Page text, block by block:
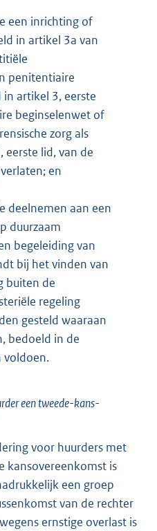
een inrichting of
in artikel 3a van
penitentiaire
artikel 3, eerste
beginselenwet of
zorg als
eerste lid, van de
en
deelnemen aan een
duurzaam
begeleiding van
bij het vinden van
buiten de
regeling
gesteld waaraan
bedoeld in de
voldoen.
een tweede-kans-
voor huurders met
kansovereenkomst is
een groep
van de rechter
ernstige overlast is